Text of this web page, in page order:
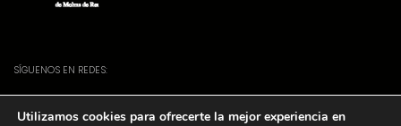
SÍGUENOS EN REDES:
Facebook
Twitter
Instagram
YouTube
Utilizamos cookies para ofrecerte la mejor experiencia en